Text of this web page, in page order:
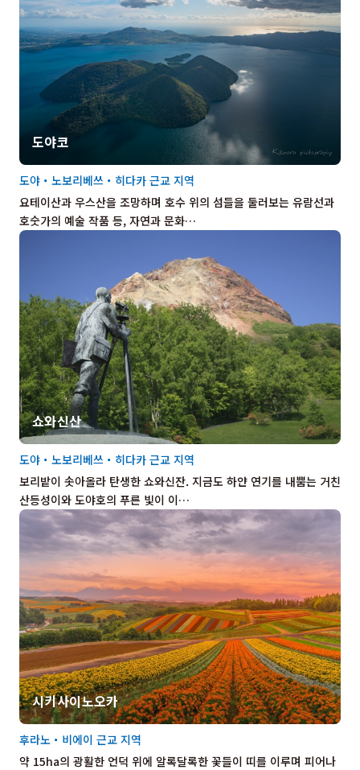
도야코
요테이산과 우스산을 조망하며 호수 위의 섬들을 둘러보는 유람선과
호숫가의 예술 작품 등, 자연과 문화…
도야・노보리베쓰・히다카 근교 지역
쇼와신산
보리밭이 솟아올라 탄생한 쇼와신잔. 지금도 하얀 연기를 내뿜는 거친
산등성이와 도야호의 푸른 빛이 이…
도야・노보리베쓰・히다카 근교 지역
시키사이노오카
약 15ha의 광활한 언덕 위에 알록달록한 꽃들이 띠를 이루며 피어나
후라노・비에이 근교 지역